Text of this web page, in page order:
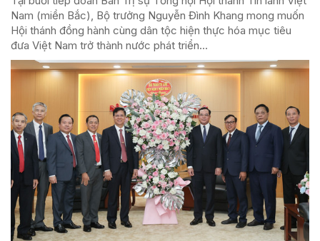
Nam (miền Bắc), Bộ trưởng Nguyễn Đình Khang mong muốn
Hội thánh đồng hành cùng dân tộc hiện thực hóa mục tiêu
đưa Việt Nam trở thành nước phát triển...